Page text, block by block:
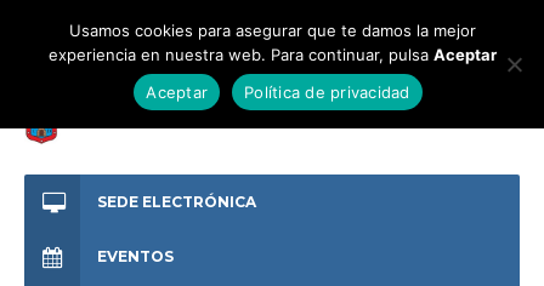
SEDE ELECTRÓNICA
EVENTOS
Usamos cookies para asegurar que te damos la mejor
experiencia en nuestra web. Para continuar, pulsa Aceptar
Aceptar
Política de privacidad